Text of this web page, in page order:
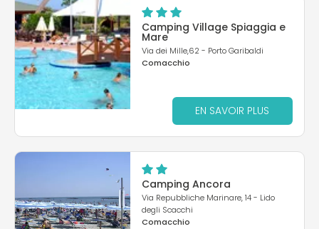
Camping Village Spiaggia e
Mare
Via dei Mille,62 - Porto Garibaldi
Comacchio
EN SAVOIR PLUS
Camping Ancora
Via Repubbliche Marinare, 14 - Lido
degli Scacchi
Comacchio